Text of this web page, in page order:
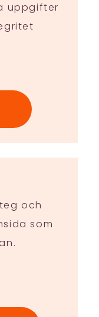
uppgifter
och
som